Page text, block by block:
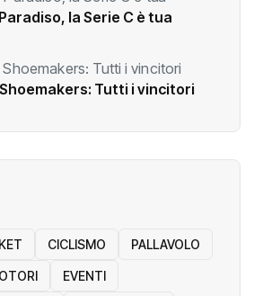
la Serie C è tua
Tutti i vincitori
CICLISMO PALLAVOLO
EVENTI